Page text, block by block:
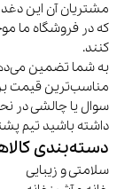
مشتریان آن این
که در فروشگاه ما
کنند.
به شما تضمین
مناسب‌ترین قیمت
سوال یا چالشی در
داشته باشید تیم
دسته‌بندی
سلامتی و زیبایی